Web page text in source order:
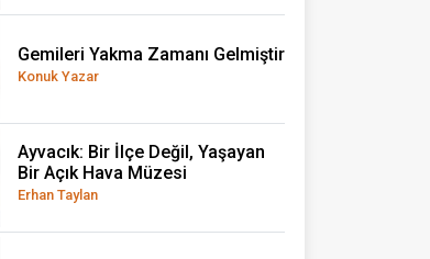
Gemileri Yakma Zamanı Gelmiştir
Konuk Yazar
Ayvacık: Bir İlçe Değil, Yaşayan
Bir Açık Hava Müzesi
Erhan Taylan